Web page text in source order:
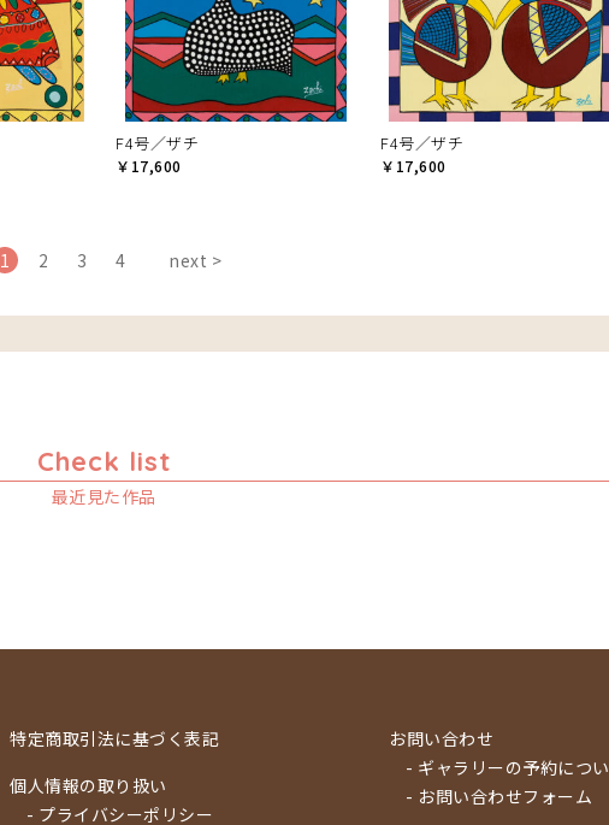
F4号／ザチ
￥17,600
F4号／ザチ
￥17,600
1 2 3 4 next >
Check list
最近見た作品
特定商取引法に基づく表記
個人情報の取り扱い
- プライバシーポリシー
お問い合わせ
- ギャラリーの予約につ
- お問い合わせフォーム